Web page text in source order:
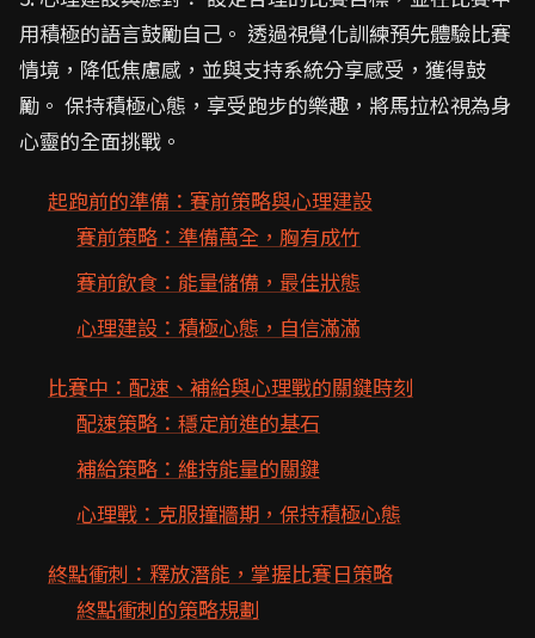
用積極的語言鼓勵自己。 透過視覺化訓練預先體驗比賽
情境，降低焦慮感，並與支持系統分享感受，獲得鼓
勵。 保持積極心態，享受跑步的樂趣，將馬拉松視為身
心靈的全面挑戰。
起跑前的準備：賽前策略與心理建設
賽前策略：準備萬全，胸有成竹
賽前飲食：能量儲備，最佳狀態
心理建設：積極心態，自信滿滿
比賽中：配速、補給與心理戰的關鍵時刻
配速策略：穩定前進的基石
補給策略：維持能量的關鍵
心理戰：克服撞牆期，保持積極心態
終點衝刺：釋放潛能，掌握比賽日策略
終點衝刺的策略規劃